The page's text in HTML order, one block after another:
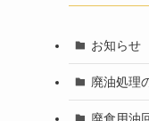
お知らせ
廃油処理
廃食用油